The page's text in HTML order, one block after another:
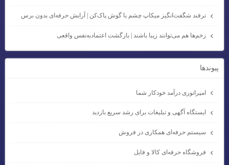
ترفند شگفت‌انگیز میکاپ چشم با گوش پاک‌کن | آرایش حرفه‌ای بدون برس
زخم‌ها هم می‌توانند زیبا باشند | بازگشت اعتمادبه‌نفس واقعی
پيوندها
امپراتوری درآمد خودکار شما
ایستگاه آگهی و تبلیغات برای رشد سریع بازدید
سیستم حرفه‌ای همکاری در فروش
فروشگاه حرفه‌ای کالا و فایل